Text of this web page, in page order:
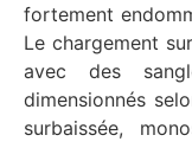
fortement
Le chargement
avec des
dimensionnés
surbaissée,